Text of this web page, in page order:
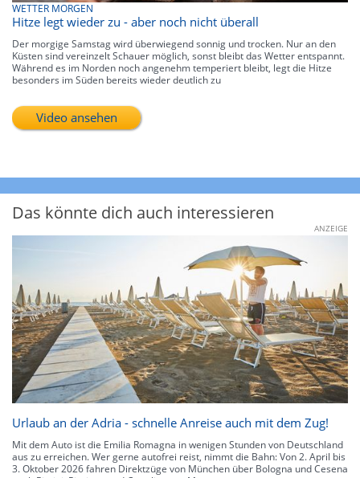
WETTER MORGEN
Hitze legt wieder zu - aber noch nicht überall
Der morgige Samstag wird überwiegend sonnig und trocken. Nur an den
Küsten sind vereinzelt Schauer möglich, sonst bleibt das Wetter entspannt.
Während es im Norden noch angenehm temperiert bleibt, legt die Hitze
besonders im Süden bereits wieder deutlich zu
Video ansehen
Das könnte dich auch interessieren
ANZEIGE
Urlaub an der Adria - schnelle Anreise auch mit dem Zug!
Mit dem Auto ist die Emilia Romagna in wenigen Stunden von Deutschland
aus zu erreichen. Wer gerne autofrei reist, nimmt die Bahn: Von 2. April bis
3. Oktober 2026 fahren Direktzüge von München über Bologna und Cesena